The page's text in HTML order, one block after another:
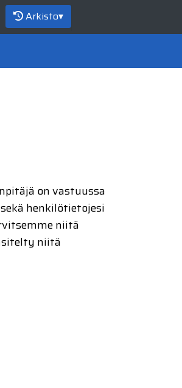
Arkisto▾
on vastuussa
henkilötietojesi
niitä
niitä